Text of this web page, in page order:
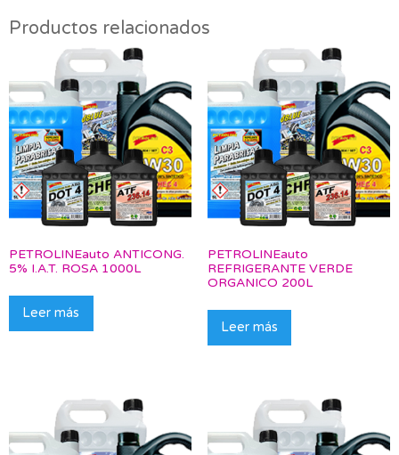
Productos relacionados
PETROLINEauto ANTICONG.
5% I.A.T. ROSA 1000L
Leer más
PETROLINEauto
REFRIGERANTE VERDE
ORGANICO 200L
Leer más